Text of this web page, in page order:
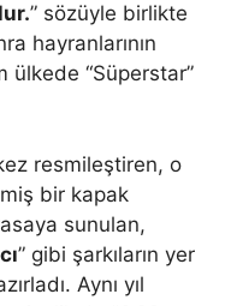
” sözüyle birlikte
hayranlarının
ülkede “Süperstar”
resmileştiren, o
bir kapak
sunulan,
” gibi şarkıların yer
Aynı yıl